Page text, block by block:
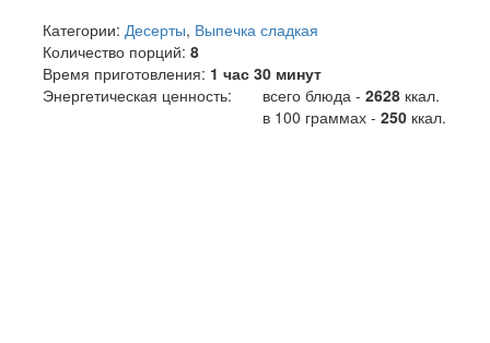
Категории: Десерты, Выпечка сладкая
Количество порций: 8
Время приготовления: 1 час 30 минут
Энергетическая ценность:
всего блюда - 2628 ккал.
в 100 граммах - 250 ккал.